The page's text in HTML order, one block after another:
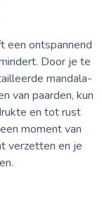
een ontspannend
Door je te
mandala-
van paarden, kun
en tot rust
moment van
verzetten en je